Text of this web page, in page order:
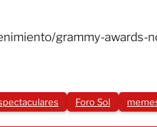
grammy-awards-
Foro Sol